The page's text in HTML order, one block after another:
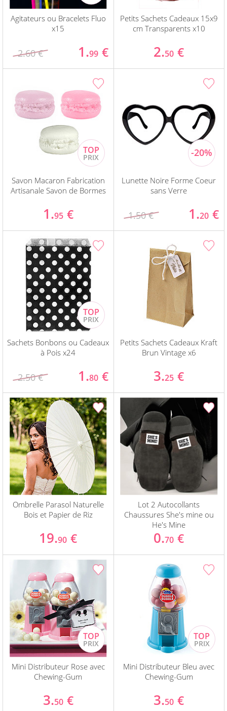
Agitateurs ou Bracelets Fluo
x15
2.60 € 1.99 €
Petits Sachets Cadeaux 15x9
cm Transparents x10
2.50 €
Savon Macaron Fabrication
Artisanale Savon de Bormes
1.95 €
Lunette Noire Forme Coeur
sans Verre
1.50 € 1.20 €
Sachets Bonbons ou Cadeaux
à Pois x24
2.50 € 1.80 €
Petits Sachets Cadeaux Kraft
Brun Vintage x6
3.25 €
Ombrelle Parasol Naturelle
Bois et Papier de Riz
19.90 €
Lot 2 Autocollants
Chaussures She's mine ou
He's Mine
0.70 €
Mini Distributeur Rose avec
Chewing-Gum
3.50 €
Mini Distributeur Bleu avec
Chewing-Gum
3.50 €